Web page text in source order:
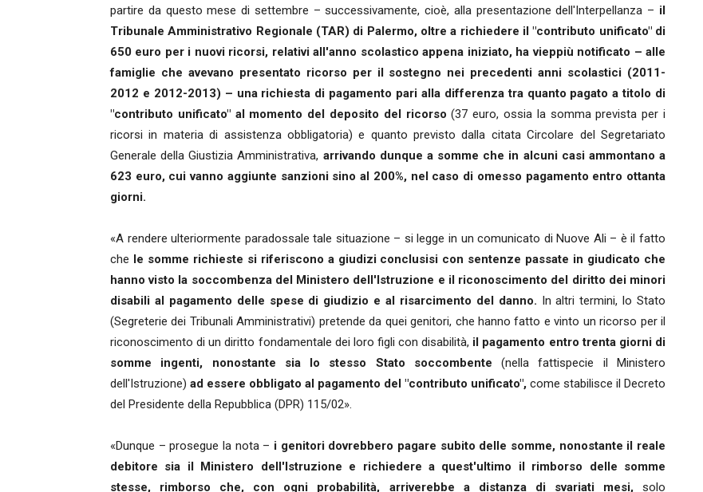
partire da questo mese di settembre – successivamente, cioè, alla presentazione dell'Interpellanza – il
Tribunale Amministrativo Regionale (TAR) di Palermo, oltre a richiedere il "contributo unificato" di
650 euro per i nuovi ricorsi, relativi all'anno scolastico appena iniziato, ha vieppiù notificato – alle
famiglie che avevano presentato ricorso per il sostegno nei precedenti anni scolastici (2011-
2012 e 2012-2013) – una richiesta di pagamento pari alla differenza tra quanto pagato a titolo di
"contributo unificato" al momento del deposito del ricorso (37 euro, ossia la somma prevista per i
ricorsi in materia di assistenza obbligatoria) e quanto previsto dalla citata Circolare del Segretariato
Generale della Giustizia Amministrativa, arrivando dunque a somme che in alcuni casi ammontano a
623 euro, cui vanno aggiunte sanzioni sino al 200%, nel caso di omesso pagamento entro ottanta
giorni.
«A rendere ulteriormente paradossale tale situazione – si legge in un comunicato di Nuove Ali – è il fatto
che
le somme richieste si riferiscono a giudizi conclusisi con sentenze passate in giudicato che
hanno visto la soccombenza del Ministero dell'Istruzione e il riconoscimento del diritto dei minori
disabili al pagamento delle spese di giudizio e al risarcimento del danno. In altri termini, lo Stato
(Segreterie dei Tribunali Amministrativi) pretende da quei genitori, che hanno fatto e vinto un ricorso per il
riconoscimento di un diritto fondamentale dei loro figli con disabilità, il pagamento entro trenta giorni di
somme ingenti, nonostante sia lo stesso Stato soccombente (nella fattispecie il Ministero
dell'Istruzione) ad essere obbligato al pagamento del "contributo unificato", come stabilisce il Decreto
del Presidente della Repubblica (DPR) 115/02».
«Dunque – prosegue la nota – i genitori dovrebbero pagare subito delle somme, nonostante il reale
debitore sia il Ministero dell'Istruzione e richiedere a quest'ultimo il rimborso delle somme
stesse, rimborso che, con ogni probabilità, arriverebbe a distanza di svariati mesi,solo